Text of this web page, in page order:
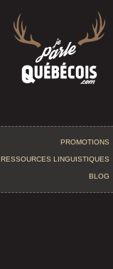
PROMOTIONS
RESSOURCES LINGUISTIQUES
BLOG